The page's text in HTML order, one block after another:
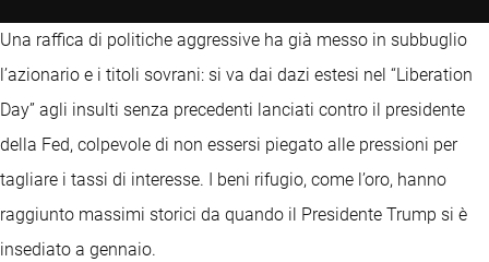
Una raffica di politiche aggressive ha già messo in subbuglio
l’azionario e i titoli sovrani: si va dai dazi estesi nel “Liberation
Day” agli insulti senza precedenti lanciati contro il presidente
della Fed, colpevole di non essersi piegato alle pressioni per
tagliare i tassi di interesse. I beni rifugio, come l’oro, hanno
raggiunto massimi storici da quando il Presidente Trump si è
insediato a gennaio.